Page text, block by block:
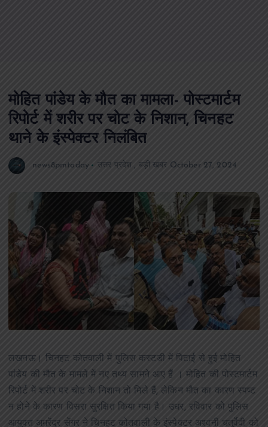
मोहित पांडेय के मौत का मामला- पोस्टमार्टम
रिपोर्ट में शरीर पर चोट के निशान, चिनहट
थाने के इंस्पेक्टर निलंबित
news8pmtoday उत्तर प्रदेश , बड़ी खबर October 27, 2024
लखनऊ। चिनहट कोतवाली में पुलिस कस्टडी में पिटाई से हुई मोहित
पांडेय की मौत के मामले में नए तथ्य सामने आए हैं । मोहित की पोस्टमार्टम
रिपोर्ट में शरीर पर चोट के निशान तो मिले हैं, लेकिन मौत का कारण स्पष्ट
न होने के कारण विसरा सुरक्षित किया गया है। उधर, रविवार को पुलिस
आयुक्त अमरेंद्र सेंगर ने चिनहट कोतवाली के इंस्पेक्टर अश्वनी चतुर्वेदी को